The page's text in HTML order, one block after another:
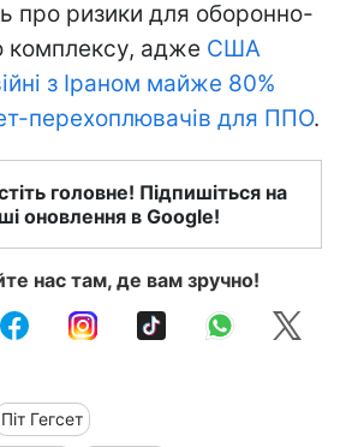
про ризики для оборонно-
комплексу, адже США
з Іраном майже 80%
перехоплювачів для ППО.
головне! Підпишіться на
оновлення в Google!
нас там, де вам зручно!
Піт Гегсет